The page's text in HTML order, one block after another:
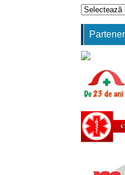
Arhivă
comunicări